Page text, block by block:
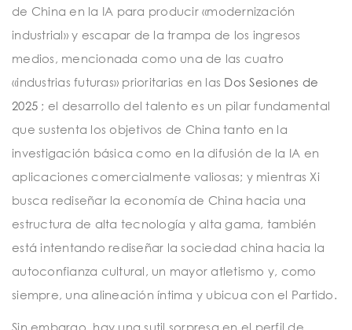
de China en la IA para producir «modernización
industrial» y escapar de la trampa de los ingresos
medios, mencionada como una de las cuatro
«industrias futuras» prioritarias en las Dos Sesiones de
2025 ; el desarrollo del talento es un pilar fundamental
que sustenta los objetivos de China tanto en la
investigación básica como en la difusión de la IA en
aplicaciones comercialmente valiosas; y mientras Xi
busca rediseñar la economía de China hacia una
estructura de alta tecnología y alta gama, también
está intentando rediseñar la sociedad china hacia la
autoconfianza cultural, un mayor atletismo y, como
siempre, una alineación íntima y ubicua con el Partido.
Sin embargo, hay una sutil sorpresa en el perfil de